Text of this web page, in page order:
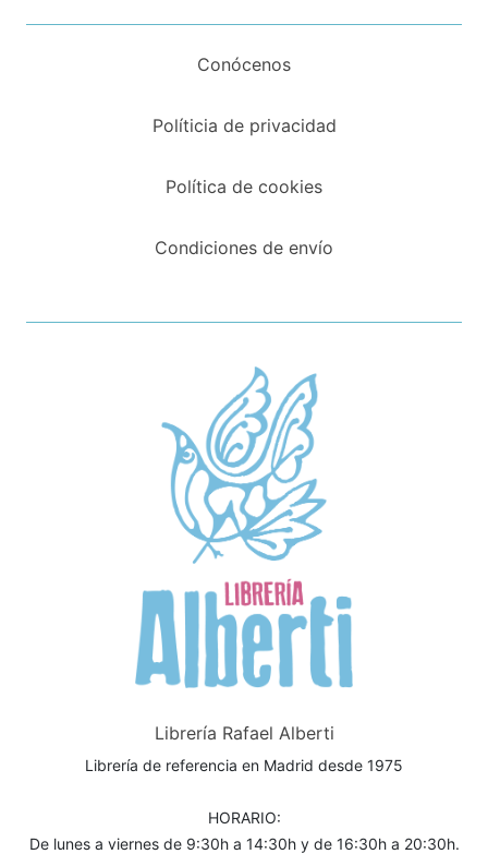
Conócenos
Políticia de privacidad
Política de cookies
Condiciones de envío
Librería Rafael Alberti
Librería de referencia en Madrid desde 1975
HORARIO:
De lunes a viernes de 9:30h a 14:30h y de 16:30h a 20:30h.